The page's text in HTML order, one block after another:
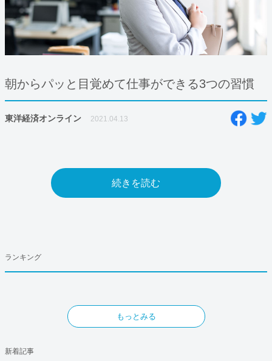
朝からパッと目覚めて仕事ができる3つの習慣
東洋経済オンライン 2021.04.13
続きを読む
ランキング
もっとみる
新着記事